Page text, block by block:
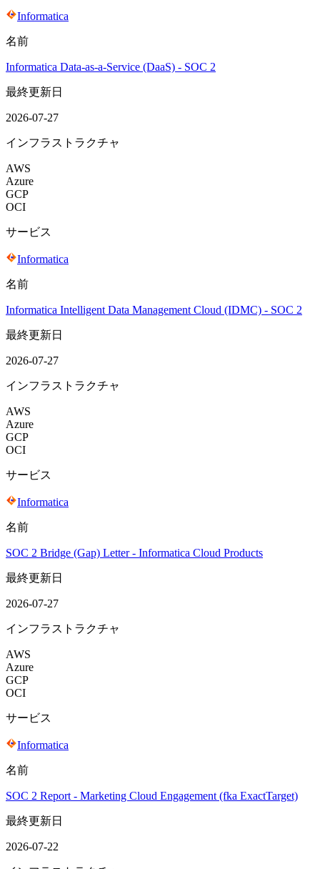
Informatica
名前
Informatica Data-as-a-Service (DaaS) - SOC 2
最終更新日
2026-07-27
インフラストラクチャ
AWS
Azure
GCP
OCI
サービス
Informatica
名前
Informatica Intelligent Data Management Cloud (IDMC) - SOC 2
最終更新日
2026-07-27
インフラストラクチャ
AWS
Azure
GCP
OCI
サービス
Informatica
名前
SOC 2 Bridge (Gap) Letter - Informatica Cloud Products
最終更新日
2026-07-27
インフラストラクチャ
AWS
Azure
GCP
OCI
サービス
Informatica
名前
SOC 2 Report - Marketing Cloud Engagement (fka ExactTarget)
最終更新日
2026-07-22